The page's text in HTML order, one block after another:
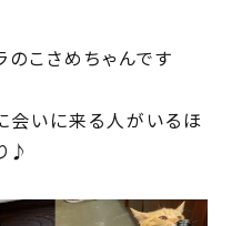
こさめちゃんです
会いに来る人がいるほ
♪